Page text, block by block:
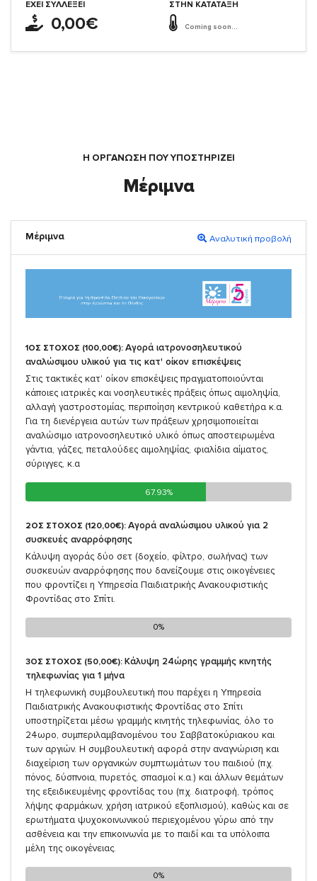
ΈΧΕΙ ΣΥΛΛΈΞΕΙ
0,00€
ΣΤΗΝ ΚΑΤΆΤΑΞΗ
Coming soon...
Η ΟΡΓΆΝΩΣΗ ΠΟΥ ΥΠΟΣΤΗΡΙΖΕΙ
Μέριμνα
Μέριμνα Αναλυτική προβολή
1ΟΣ ΣΤΟΧΟΣ (100,00€): Αγορά ιατρονοσηλευτικού
αναλώσιμου υλικού για τις κατ' οίκον επισκέψεις
Στις τακτικές κατ' οίκον επισκέψεις πραγματοποιούνται
κάποιες ιατρικές και νοσηλευτικές πράξεις όπως αιμοληψία,
αλλαγή γαστροστομίας, περιποίηση κεντρικού καθετήρα κ.α.
Για τη διενέργεια αυτών των πράξεων χρησιμοποιείται
αναλώσιμο ιατρονοσηλευτικό υλικό όπως αποστειρωμένα
γάντια, γάζες, πεταλούδες αιμοληψίας, φιαλίδια αίματος,
σύριγγες, κ.α
67.93%
67.93%
2ΟΣ ΣΤΟΧΟΣ (120,00€): Αγορά αναλώσιμου υλικού για 2
συσκευές αναρρόφησης
Κάλυψη αγοράς δύο σετ (δοχείο, φίλτρο, σωλήνας) των
συσκευών αναρρόφησης που δανείζουμε στις οικογένειες
που φροντίζει η Υπηρεσία Παιδιατρικής Ανακουφιστικής
Φροντίδας στο Σπίτι.
0%
0%
3ΟΣ ΣΤΟΧΟΣ (50,00€): Κάλυψη 24ώρης γραμμής κινητής
τηλεφωνίας για 1 μήνα
Η τηλεφωνική συμβουλευτική που παρέχει η Υπηρεσία
Παιδιατρικής Ανακουφιστικής Φροντίδας στο Σπίτι
υποστηρίζεται μέσω γραμμής κινητής τηλεφωνίας, όλο το
24ωρο, συμπεριλαμβανομένου του Σαββατοκύριακου και
των αργιών. Η συμβουλευτική αφορά στην αναγνώριση και
διαχείριση των οργανικών συμπτωμάτων του παιδιού (π.χ.
πόνος, δύσπνοια, πυρετός, σπασμοί κ.α.) και άλλων θεμάτων
της εξειδικευμένης φροντίδας του (π.χ. διατροφή, τρόπος
λήψης φαρμάκων, χρήση ιατρικού εξοπλισμού), καθώς και σε
ερωτήματα ψυχοκοινωνικού περιεχομένου γύρω από την
ασθένεια και την επικοινωνία με το παιδί και τα υπόλοιπα
μέλη της οικογένειας.
0%
0%